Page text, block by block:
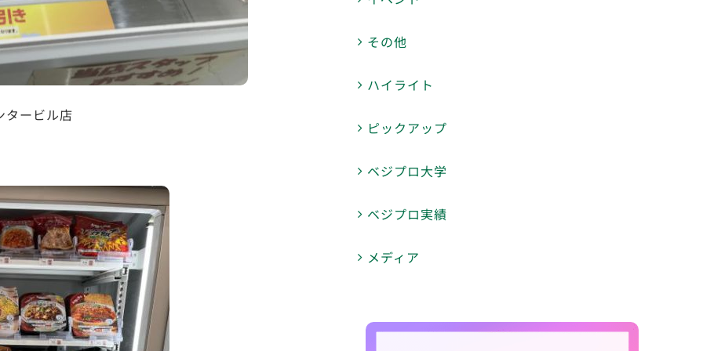
タービル店
その他
ハイライト
ピックアップ
ベジプロ大学
ベジプロ実績
メディア